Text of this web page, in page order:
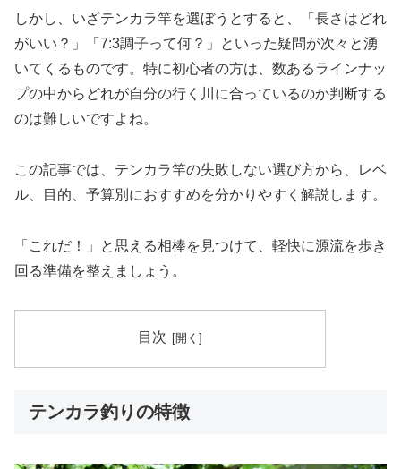
しかし、いざテンカラ竿を選ぼうとすると、「長さはどれ
がいい？」「7:3調子って何？」といった疑問が次々と湧
いてくるものです。特に初心者の方は、数あるラインナッ
プの中からどれが自分の行く川に合っているのか判断する
のは難しいですよね。
この記事では、テンカラ竿の失敗しない選び方から、レベ
ル、目的、予算別におすすめを分かりやすく解説します。
「これだ！」と思える相棒を見つけて、軽快に源流を歩き
回る準備を整えましょう。
目次
テンカラ釣りの特徴